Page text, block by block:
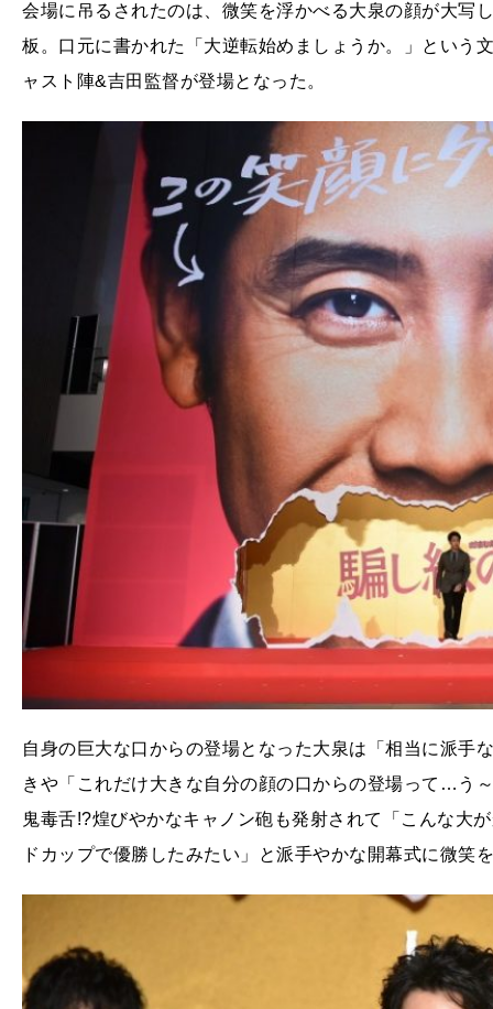
会場に吊るされたのは、微笑を浮かべる大泉の顔が大写
板。口元に書かれた「大逆転始めましょうか。」という
ャスト陣&吉田監督が登場となった。
自身の巨大な口からの登場となった大泉は「相当に派手
きや「これだけ大きな自分の顔の口からの登場って…う
鬼毒舌!?煌びやかなキャノン砲も発射されて「こんな大
ドカップで優勝したみたい」と派手やかな開幕式に微笑